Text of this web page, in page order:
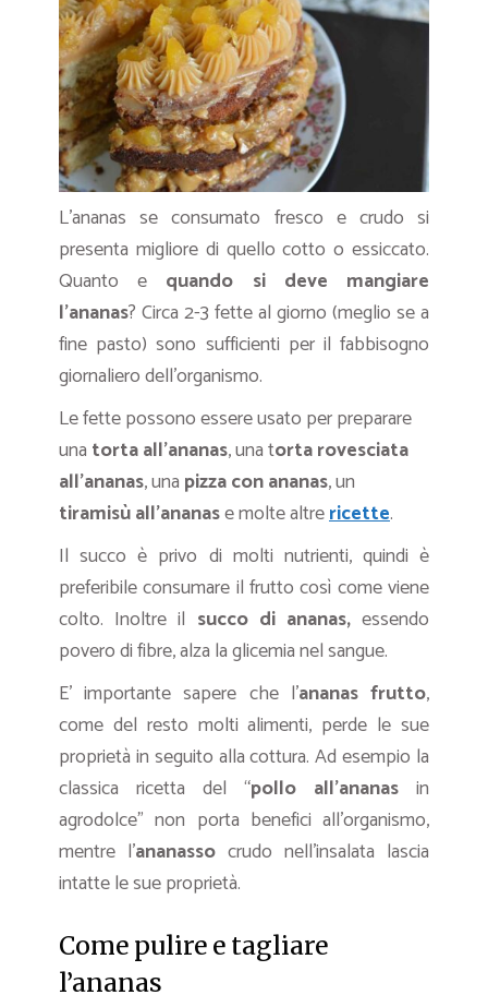
L’ananas se consumato fresco e crudo si
presenta migliore di quello cotto o essiccato.
Quanto e quando si deve mangiare
l’ananas? Circa 2-3 fette al giorno (meglio se a
fine pasto) sono sufficienti per il fabbisogno
giornaliero dell’organismo.
Le fette possono essere usato per preparare
una torta all’ananas, una torta rovesciata
all’ananas, una pizza con ananas, un
tiramisù all’ananase molte altrericette.
Il succo è privo di molti nutrienti, quindi è
preferibile consumare il frutto così come viene
colto. Inoltre il succo di ananas,essendo
povero di fibre, alza la glicemia nel sangue.
E’ importante sapere che l’ananas frutto,
come del resto molti alimenti, perde le sue
proprietà in seguito alla cottura. Ad esempio la
classica ricetta del “pollo all’ananas in
agrodolce” non porta benefici all’organismo,
mentre l’ananasso crudo nell’insalata lascia
intatte le sue proprietà.
Come pulire e tagliare
l’ananas